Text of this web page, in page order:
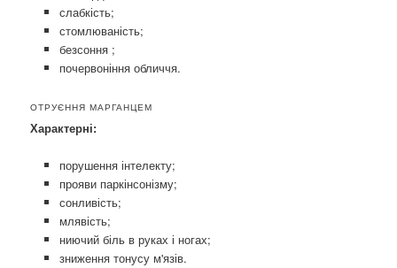
слабкість;
стомлюваність;
безсоння ;
почервоніння обличчя.
ОТРУЄННЯ МАРГАНЦЕМ
Характерні:
порушення інтелекту;
прояви паркінсонізму;
сонливість;
млявість;
ниючий біль в руках і ногах;
зниження тонусу м'язів.